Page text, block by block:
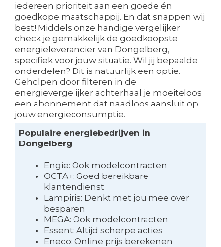
iedereen prioriteit aan een goede én
goedkope maatschappij. En dat snappen wij
best! Middels onze handige vergelijker
check je gemakkelijk de goedkoopste
energieleverancier van Dongelberg,
specifiek voor jouw situatie. Wil jij bepaalde
onderdelen? Dit is natuurlijk een optie.
Geholpen door filteren in de
energievergelijker achterhaal je moeiteloos
een abonnement dat naadloos aansluit op
jouw energieconsumptie.
Populaire energiebedrijven in
Dongelberg
Engie: Ook modelcontracten
OCTA+: Goed bereikbare
klantendienst
Lampiris: Denkt met jou mee over
besparen
MEGA: Ook modelcontracten
Essent: Altijd scherpe acties
Eneco: Online prijs berekenen